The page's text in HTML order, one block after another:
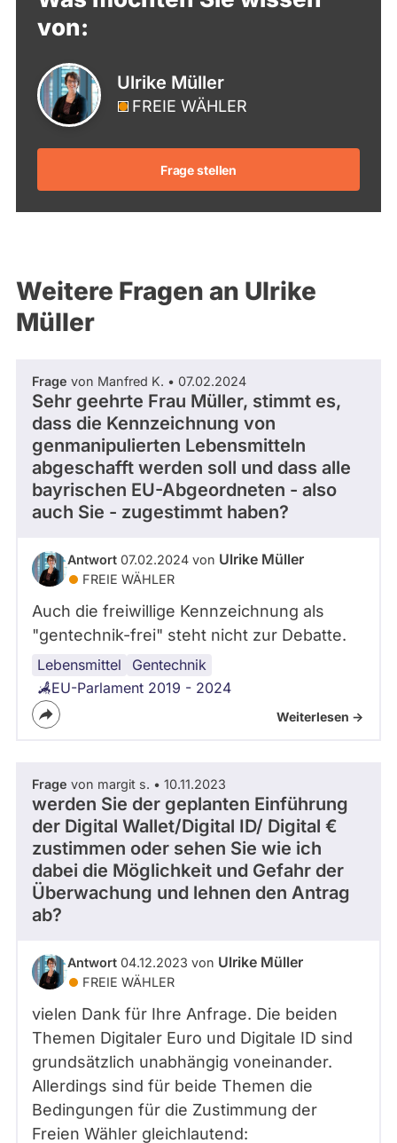
von:
Ulrike Müller
FREIE WÄHLER
Frage stellen
Weitere Fragen an Ulrike
Müller
Frage von Manfred K. • 07.02.2024
Sehr geehrte Frau Müller, stimmt es,
dass die Kennzeichnung von
genmanipulierten Lebensmitteln
abgeschafft werden soll und dass alle
bayrischen EU-Abgeordneten - also
auch Sie - zugestimmt haben?
Antwort 07.02.2024 von Ulrike Müller
FREIE WÄHLER
Auch die freiwillige Kennzeichnung als
"gentechnik-frei" steht nicht zur Debatte.
Lebensmittel
Gentechnik
EU-Parlament 2019 - 2024
Weiterlesen ->
Frage von margit s. • 10.11.2023
werden Sie der geplanten Einführung
der Digital Wallet/Digital ID/ Digital €
zustimmen oder sehen Sie wie ich
dabei die Möglichkeit und Gefahr der
Überwachung und lehnen den Antrag
ab?
Antwort 04.12.2023 von Ulrike Müller
FREIE WÄHLER
vielen Dank für Ihre Anfrage. Die beiden
Themen Digitaler Euro und Digitale ID sind
grundsätzlich unabhängig voneinander.
Allerdings sind für beide Themen die
Bedingungen für die Zustimmung der
Freien Wähler gleichlautend: